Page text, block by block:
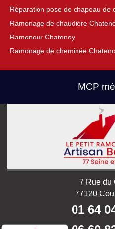
Réparation pose de chapeau de
Ramonage de chaudière
Ramoneur Chatenoy
Ramonage de cheminée
MCP
7 Rue du
77120
01 64